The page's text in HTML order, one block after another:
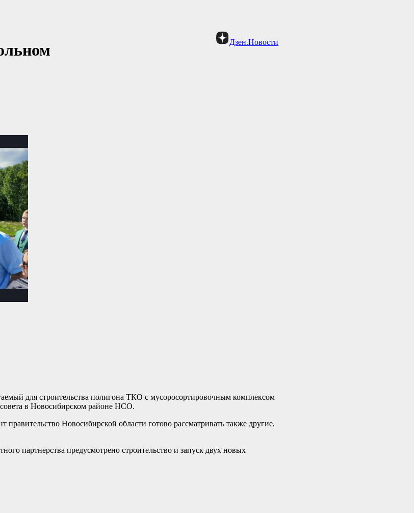
Дзен.Новости
для строительства полигона ТКО с мусоросортировочным комплексом
в Новосибирском районе НСО.
Новосибирской области готово рассматривать также другие,
партнерства предусмотрено строительство и запуск двух новых